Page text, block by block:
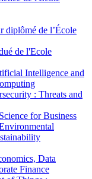
diplômé de l’École
de l'Ecole
Intelligence and
: Threats and
for Business
Data
Finance